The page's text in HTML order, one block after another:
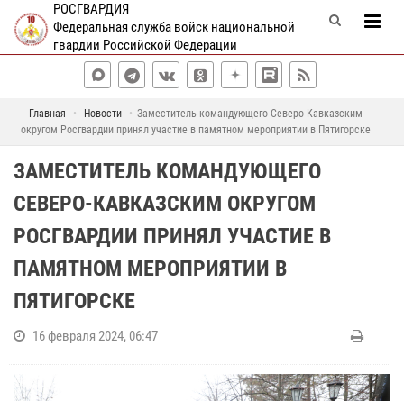
РОСГВАРДИЯ
Федеральная служба войск национальной
гвардии Российской Федерации
Главная Новости
Заместитель командующего Северо-Кавказским
округом Росгвардии принял участие в памятном мероприятии в Пятигорске
ЗАМЕСТИТЕЛЬ КОМАНДУЮЩЕГО
СЕВЕРО-КАВКАЗСКИМ ОКРУГОМ
РОСГВАРДИИ ПРИНЯЛ УЧАСТИЕ В
ПАМЯТНОМ МЕРОПРИЯТИИ В
ПЯТИГОРСКЕ
16 февраля 2024, 06:47